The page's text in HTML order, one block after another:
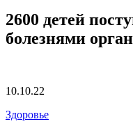
2600 детей
болезнями
10.10.22
Здоровье